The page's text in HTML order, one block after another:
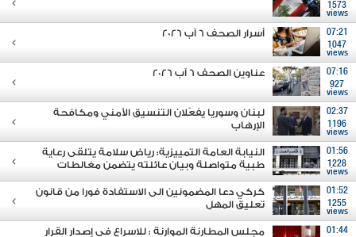
1573
views
07:21
1047
views
أسرار الصحف 6 آب 2026
07:16
927
views
عناوين الصحف 6 آب 2026
02:37
1196
views
لبنان وسوريا يفعّلان التنسيق الأمني ومكافحة
الإرهاب
01:56
1228
views
النيابة العامة التمييزية: رياض سلامة يتلقى رعاية
طبية متواصلة وبيان عائلته يتضمن مغالطات
01:52
1255
views
كركي دعا المضمونين الى الاستفادة فورا من قانون
تعليق المهل
01:44
مجلس المطارنة الموارنة : للاسراع في إصدار القرار